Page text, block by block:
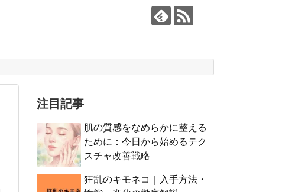
注目記事
肌の質感をなめらかに整える
ために：今日から始めるテク
スチャ改善戦略
狂乱のキモネコ｜入手方法・